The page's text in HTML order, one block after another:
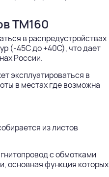
ТМ160
в распредустройствах
(-45С до +40С), что дает
России.
эксплуатироваться в
в местах где возможна
из листов
с обмотками
основная функция которых